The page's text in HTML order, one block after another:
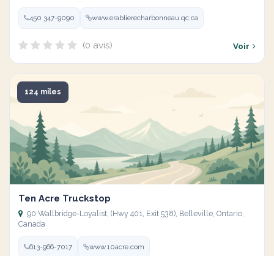
450 347-9090 www.erablierecharbonneau.qc.ca
(0 avis) Voir
124 miles
Ten Acre Truckstop
90 Wallbridge-Loyalist, (Hwy 401, Exit 538), Belleville, Ontario,
Canada
613-966-7017 www.10acre.com